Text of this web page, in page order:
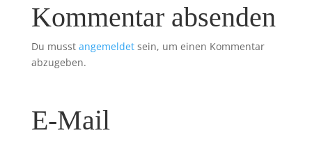
Kommentar absenden
Du musst angemeldetsein, um einen Kommentar
abzugeben.
E-Mail